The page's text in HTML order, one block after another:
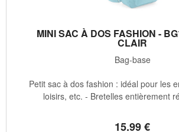
MINI SAC À DOS FASHION -
CLAIR
Bag-base
15.99€
Petit sac à dos fashion : idéal pour les
loisirs, etc. - Bretelles entièrement